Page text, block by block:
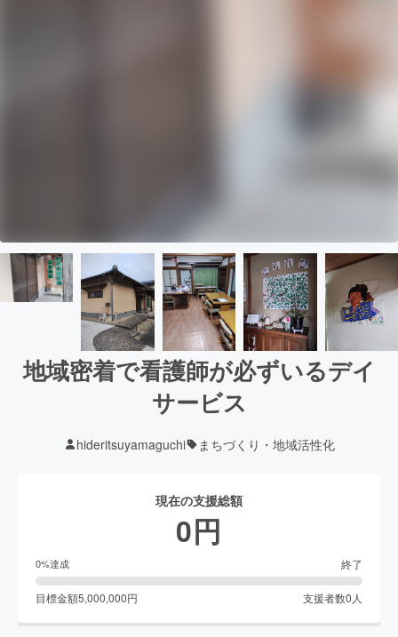
地域密着で看護師が必ずいるデイ
サービス
hideritsuyamaguchi まちづくり・地域活性化
現在の支援総額
0円
0%達成 終了
目標金額5,000,000円 支援者数0 人